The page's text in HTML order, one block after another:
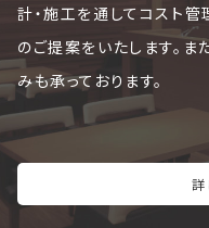
計・施工を通してコスト
のご提案をいたします。ま
みも承っております。
詳